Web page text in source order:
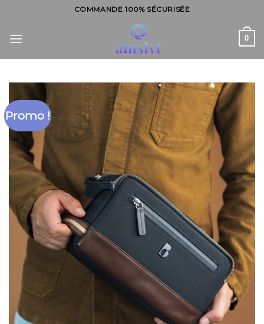
content
COMMANDE 100% SÉCURISÉE
0
Promo !